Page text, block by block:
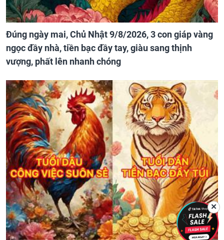
Đúng ngày mai, Chủ Nhật 9/8/2026, 3 con giáp vàng
ngọc đầy nhà, tiền bạc đầy tay, giàu sang thịnh
vượng, phất lên nhanh chóng
✕